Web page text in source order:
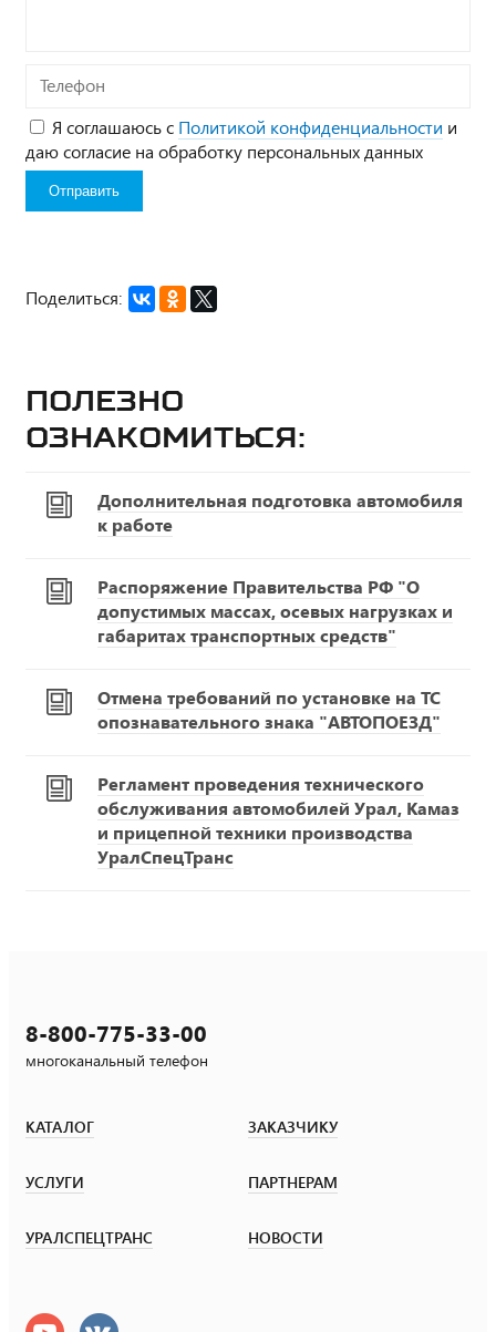
Телефон
Я соглашаюсь с Политикой конфиденциальности и
даю согласие на обработку персональных данных
Поделиться:
Полезно
ознакомиться:
Дополнительная подготовка автомобиля
к работе
Распоряжение Правительства РФ "О
допустимых массах, осевых нагрузках и
габаритах транспортных средств"
Отмена требований по установке на ТС
опознавательного знака "АВТОПОЕЗД"
Регламент проведения технического
обслуживания автомобилей Урал, Камаз
и прицепной техники производства
УралСпецТранс
8-800-775-33-00
многоканальный телефон
КАТАЛОГ ЗАКАЗЧИКУ
УСЛУГИ ПАРТНЕРАМ
УРАЛСПЕЦТРАНС НОВОСТИ